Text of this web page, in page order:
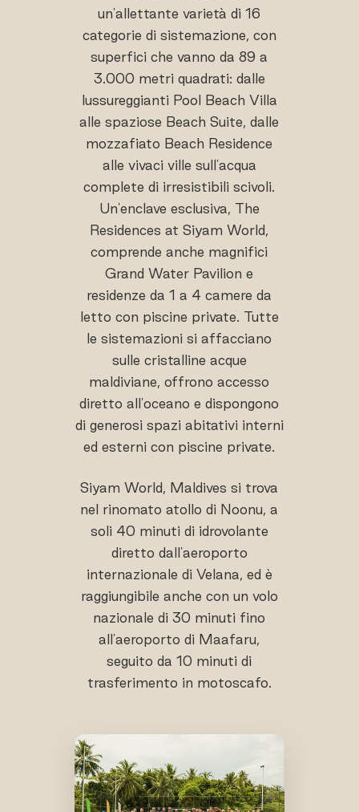
un'allettante varietà di 16
categorie di sistemazione, con
superfici che vanno da 89 a
3.000 metri quadrati: dalle
lussureggianti Pool Beach Villa
alle spaziose Beach Suite, dalle
mozzafiato Beach Residence
alle vivaci ville sull'acqua
complete di irresistibili scivoli.
Un'enclave esclusiva, The
Residences at Siyam World,
comprende anche magnifici
Grand Water Pavilion e
residenze da 1 a 4 camere da
letto con piscine private. Tutte
le sistemazioni si affacciano
sulle cristalline acque
maldiviane, offrono accesso
diretto all'oceano e dispongono
di generosi spazi abitativi interni
ed esterni con piscine private.
Siyam World, Maldives si trova
nel rinomato atollo di Noonu, a
soli 40 minuti di idrovolante
diretto dall'aeroporto
internazionale di Velana, ed è
raggiungibile anche con un volo
nazionale di 30 minuti fino
all'aeroporto di Maafaru,
seguito da 10 minuti di
trasferimento in motoscafo.